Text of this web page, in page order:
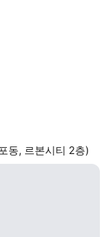
동, 르본시티 2층)